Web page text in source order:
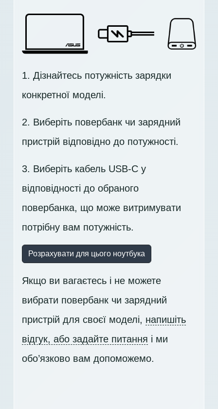
1. Дізнайтесь потужність зарядки
конкретної моделі.
2. Виберіть повербанк чи зарядний
пристрій відповідно до потужності.
3. Виберіть кабель USB-C у
відповідності до обраного
повербанка, що може витримувати
потрібну вам потужність.
Розрахувати для цього ноутбука
Якщо ви вагаєтесь і не можете
вибрати повербанк чи зарядний
пристрій для своєї моделі, напишіть
відгук, або задайте питання і ми
обо’язково вам допоможемо.